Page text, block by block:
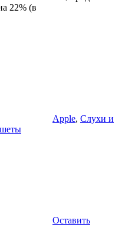
22% (в
Apple, Слухи и
Оставить